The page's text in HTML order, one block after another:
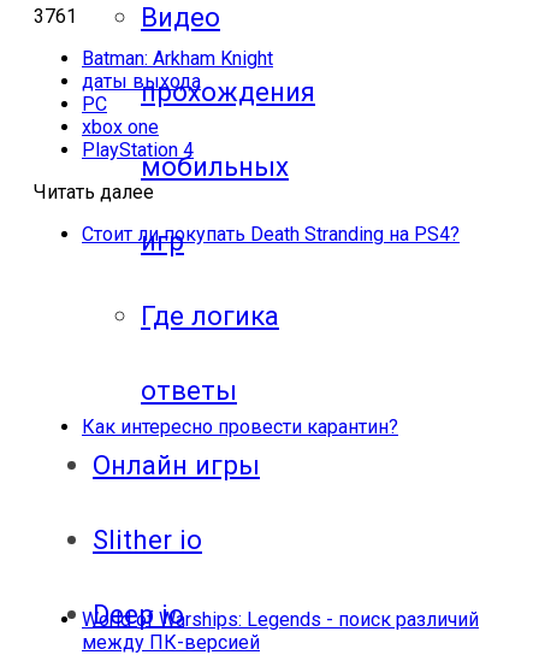
Видео
прохождения
мобильных
игр
Где логика
ответы
Онлайн игры
Slither io
Deep io
3761
Batman: Arkham Knight
даты выхода
PC
xbox one
PlayStation 4
Читать далее
Стоит ли покупать Death Stranding на PS4?
Как интересно провести карантин?
World of Warships: Legends - поиск различий
между ПК-версией